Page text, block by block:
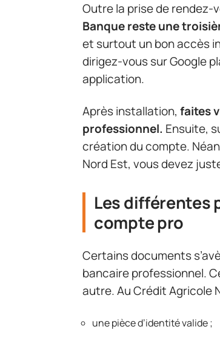
Outre la prise de rendez-
Banque reste une
et surtout un bon accès
dirigez-vous sur Google
application.
Après installation, faites
professionnel. Ensuite,
création du compte.
Nord Est, vous devez
Les différentes
compte pro
Certains documents
bancaire professionnel.
autre. Au Crédit Agricole
une pièce d’identité valide ;